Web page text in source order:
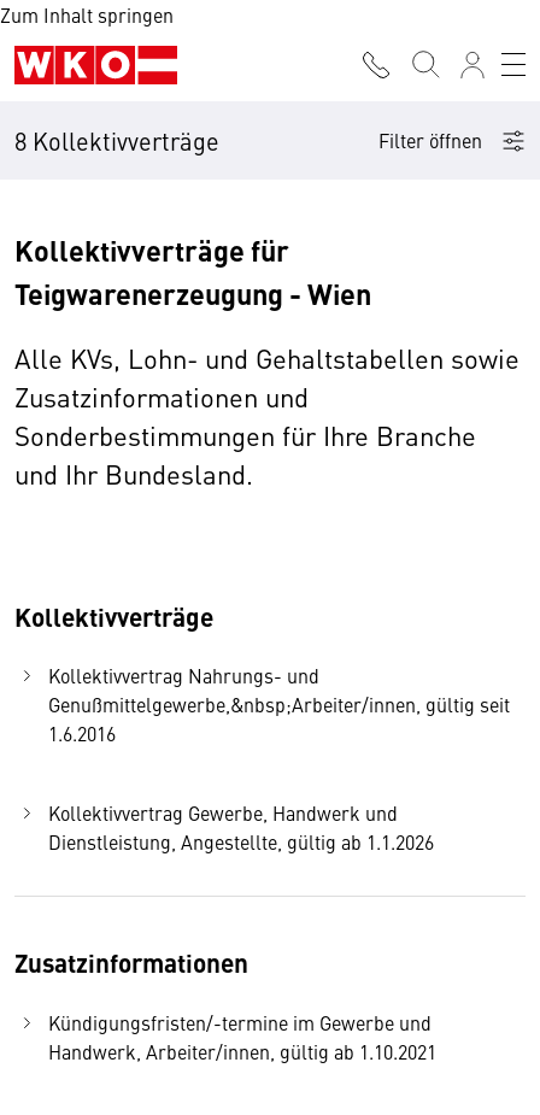
Zum Inhalt springen
8 Kollektivverträge Filter öffnen
Kollektivverträge für
Teigwarenerzeugung - Wien
Alle KVs, Lohn- und Gehaltstabellen sowie
Zusatzinformationen und
Sonderbestimmungen für Ihre Branche
und Ihr Bundesland.
Kollektivverträge
Kollektivvertrag Nahrungs- und
Genußmittelgewerbe,&nbsp;Arbeiter/innen, gültig seit
1.6.2016
Kollektivvertrag Gewerbe, Handwerk und
Dienstleistung, Angestellte, gültig ab 1.1.2026
Zusatzinformationen
Kündigungsfristen/-termine im Gewerbe und
Handwerk, Arbeiter/innen, gültig ab 1.10.2021